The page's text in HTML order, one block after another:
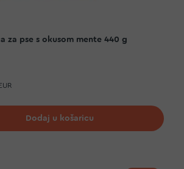
za pse s okusom mente 440 g
listu želja
Dodaj u košaricu